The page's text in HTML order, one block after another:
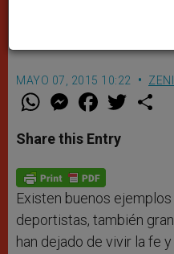
dimensión
MAYO 07, 2015 10:22
W
t
s
p
p
M
e
s
e
g
e
r
F
a
e
b
o
k
w
Share this Entry
Existen buenos
deportistas, también
han dejado de vivir la fe